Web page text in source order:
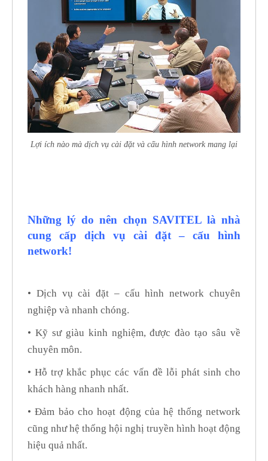
Lợi ích nào mà dịch vụ cài đặt và cấu hình network mang lại
Những lý do nên chọn SAVITEL là nhà
cung cấp dịch vụ cài đặt – cấu hình
network!
• Dịch vụ cài đặt – cấu hình network chuyên
nghiệp và nhanh chóng.
• Kỹ sư giàu kinh nghiệm, được đào tạo sâu về
chuyên môn.
• Hỗ trợ khắc phục các vấn đề lỗi phát sinh cho
khách hàng nhanh nhất.
• Đảm bảo cho hoạt động của hệ thống network
cũng như hệ thống hội nghị truyền hình hoạt động
hiệu quả nhất.